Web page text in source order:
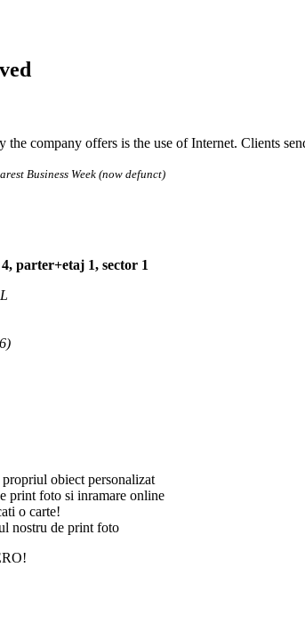
company offers is the use of Internet. Clients
Business Week (now defunct)
parter+etaj 1, sector 1
propriul obiect personalizat
print foto si inramare online
o carte!
nostru de print foto